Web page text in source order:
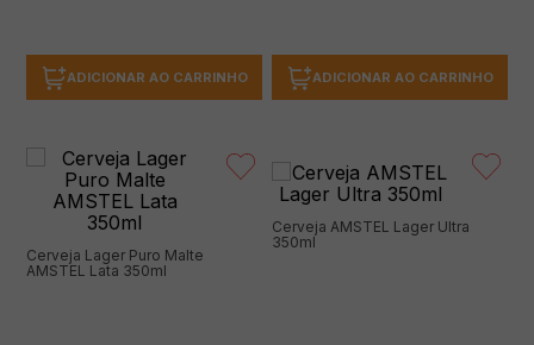
ADICIONAR AO CARRINHO ADICIONAR AO CARRINHO
Cerveja Lager Puro Malte
AMSTEL Lata 350ml
Cerveja AMSTEL Lager Ultra
350ml